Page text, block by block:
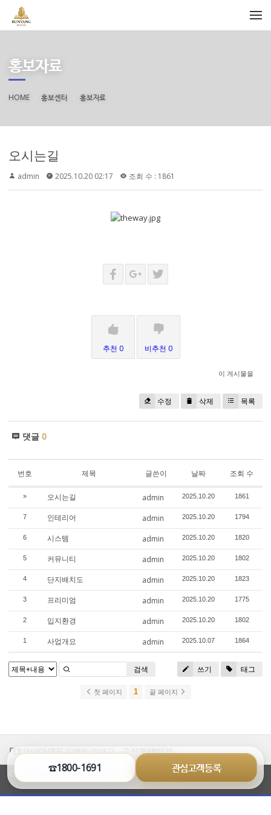
홍보자료
HOME 홍보센터 홍보자료
오시는길
admin 2025.10.20 02:17 조회 수 : 1861
추천 0 비추천 0
이 게시물을
수정 삭제 목록
댓글 0
번호 제목 글쓴이 날짜 조회 수
» 오시는길 admin 2025.10.20 1861
7 인테리어 admin 2025.10.20 1794
6 시스템 admin 2025.10.20 1820
5 커뮤니티 admin 2025.10.20 1802
4 단지배치도 admin 2025.10.20 1823
3 프리미엄 admin 2025.10.20 1775
2 입지환경 admin 2025.10.20 1802
1 사업개요 admin 2025.10.07 1864
쓰기 태그
검색
첫 페이지 1 끝 페이지
「대우이안영등포메트로파크」 공식홈페이지
©2026 www.dn-thesharp.co.kr All Rights Reserved.
☎1800-1691 관심고객등록